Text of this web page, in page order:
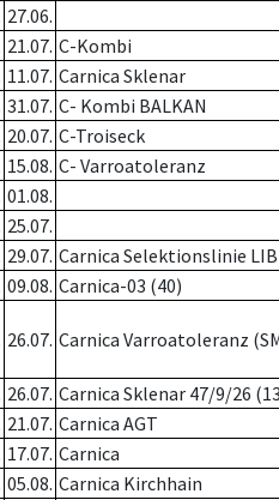
27.06.
21.07. C-Kombi
11.07. Carnica Sklenar
31.07. C- Kombi BALKAN
20.07. C-Troiseck
15.08. C- Varroatoleranz
01.08.
25.07.
29.07. Carnica Selektionslinie
09.08. Carnica-03 (40)
26.07. Carnica Varroatoleranz
26.07. Carnica Sklenar 47/9/26
21.07. Carnica AGT
17.07. Carnica
05.08. Carnica Kirchhain